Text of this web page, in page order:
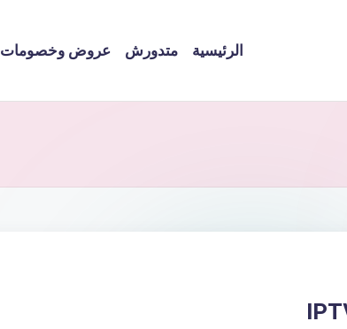
الرئيسية متدورش عروض وخصومات